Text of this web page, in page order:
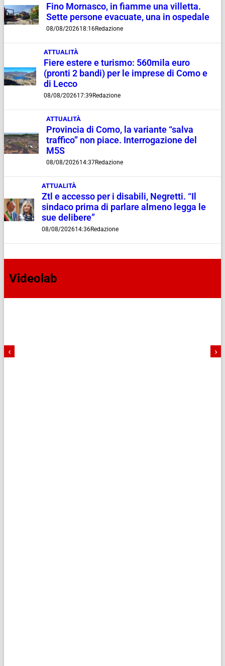
Fino Mornasco, in fiamme una villetta.
Sette persone evacuate, una in ospedale
08/08/202618:16Redazione
ATTUALITÀ
Fiere estere e turismo: 560mila euro
(pronti 2 bandi) per le imprese di Como e
di Lecco
08/08/202617:39Redazione
ATTUALITÀ
Provincia di Como, la variante “salva
traffico” non piace. Interrogazione del
M5S
08/08/202614:37Redazione
ATTUALITÀ
Ztl e accesso per i disabili, Negretti. “Il
sindaco prima di parlare almeno legga le
sue delibere”
08/08/202614:36Redazione
Videolab
‹ ›